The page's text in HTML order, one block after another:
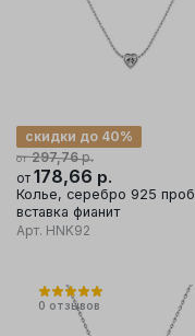
от 297,76р.
скидки до 40%
от 178,66 р.
Колье, серебро 925 проба,
вставка фианит
Арт. HNK92
0 отзывов